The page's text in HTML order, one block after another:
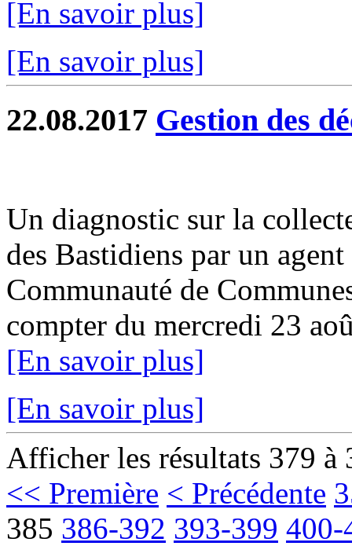
[En savoir plus]
[En savoir plus]
22.08.2017 Gestion des
Un diagnostic sur la
des Bastidiens par un
Communauté de
compter du mercredi 23
[En savoir plus]
[En savoir plus]
Afficher les résultats 379 à
<< Première < Précédente
385 386-392 393-399 400-